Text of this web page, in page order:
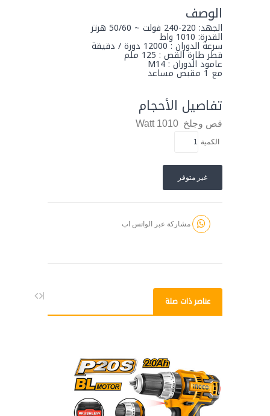
الوصف
الجهد: 220-240 فولت ~ 50/60 هرتز
القدرة: 1010 واط
سرعة الدوران : 12000 دورة / دقيقة
قطر طارة القص : 125 ملم
عامود الدوران : M14
مع 1 مقبض مساعد
تفاصيل الأحجام
قص وجلخ 1010 Watt
الكمية
غير متوفر
مشاركة عبر الواتس اب
عناصر ذات صلة